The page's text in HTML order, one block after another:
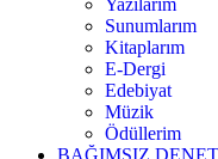
Sunumlarım
Kitaplarım
E-Dergi
Edebiyat
Müzik
Ödüllerim
BAĞIMSIZ